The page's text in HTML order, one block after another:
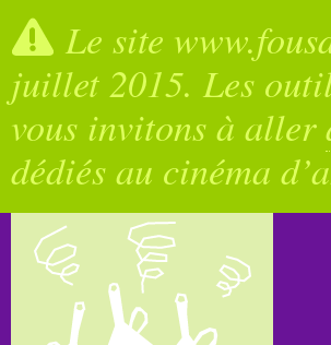
Le site
juillet 2015. Les
vous invitons à aller
dédiés au cinéma